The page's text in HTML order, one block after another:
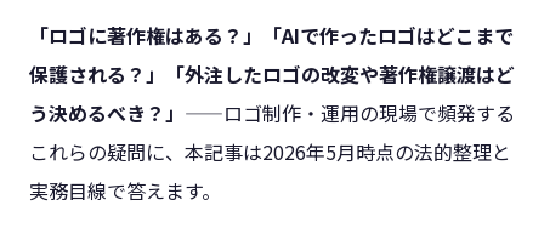
「ロゴに著作権はある？」「AIで作ったロゴはどこまで
保護される？」「外注したロゴの改変や著作権譲渡はど
う決めるべき？」 ——ロゴ制作・運用の現場で頻発する
これらの疑問に、本記事は2026年5月時点の法的整理と
実務目線で答えます。